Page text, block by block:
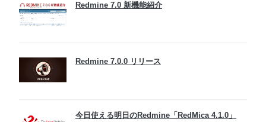
Redmine 7.0 新機能紹介
Redmine 7.0.0 リリース
今日使える明日のRedmine「RedMica 4.1.0」